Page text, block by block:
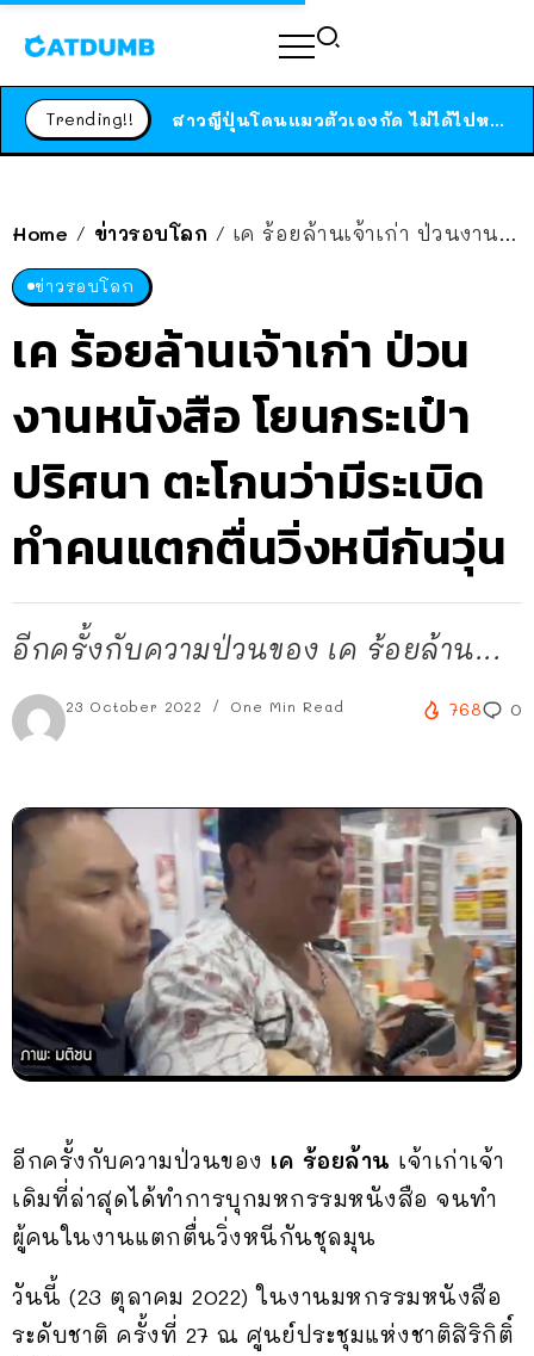
Trending!! ได้เวลาเด็กหนวดรวมตัว RF Online Next เปิดให้เล่นแล้ว เกม Sci-Fi MMORPG ระดับตำนาน เล่นได้ทั้งมือถือและ PC
Home / ข่าวรอบโลก / เค ร้อยล้านเจ้าเก่า ป่วนงานหนังสือ โยนกระเป๋าปริศนา ตะโกนว่ามีระเบิด ทำคนแตกตื่นวิ่งหนีกันวุ่น
ข่าวรอบโลก
เค ร้อยล้านเจ้าเก่า ป่วน
งานหนังสือ โยนกระเป๋า
ปริศนา ตะโกนว่ามีระเบิด
ทำคนแตกตื่นวิ่งหนีกันวุ่น
อีกครั้งกับความป่วนของ เค ร้อยล้าน...
23 October 2022 One Min Read 768 0
อีกครั้งกับความป่วนของ เค ร้อยล้าน เจ้าเก่าเจ้า
เดิมที่ล่าสุดได้ทำการบุกมหกรรมหนังสือ จนทำ
ผู้คนในงานแตกตื่นวิ่งหนีกันชุลมุน
วันนี้ (23 ตุลาคม 2022) ในงานมหกรรมหนังสือ
ระดับชาติ ครั้งที่ 27 ณ ศูนย์ประชุมแห่งชาติสิริกิติ์